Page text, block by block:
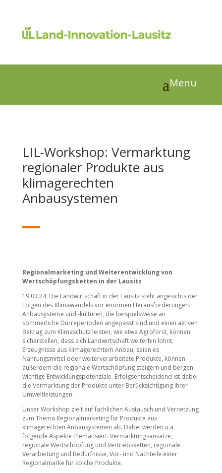
LIL-Workshop: Vermarktung
regionaler Produkte aus
klimagerechten
Anbausystemen
Regionalmarketing und Weiterentwicklung von
Wertschöpfungsketten in der Lausitz
19.03.24: Die Landwirtschaft in der Lausitz steht angesichts der
Folgen des Klimawandels vor enormen Herausforderungen.
Anbausysteme und -kulturen, die beispielsweise an
sommerliche Dürreperioden angepasst sind und einen aktiven
Beitrag zum Klimaschutz leisten, wie etwa Agroforst, können
sicherstellen, dass sich Landwirtschaft weiterhin lohnt.
Erzeugnisse aus klimagerechtem Anbau, seien es
Nahrungsmittel oder weiterverarbeitete Produkte, können
außerdem die regionale Wertschöpfung steigern und bergen
wichtige Entwicklungspotenziale. Erfolgsentscheidend ist dabei
die Vermarktung der Produkte unter Berücksichtigung ihrer
Umweltleistungen.
Unser Workshop zielt auf fachlichen Austausch und Vernetzung
zum Thema Regionalmarketing für Produkte aus
klimagerechten Anbausystemen ab. Dabei werden u.a.
folgende Aspekte thematisiert: Vermarktungsansätze,
regionale Wertschöpfung und Vertriebsketten, regionale
Verarbeitung und Bedürfnisse, Vor- und Nachteile einer
Regionalmarke für solche Produkte.